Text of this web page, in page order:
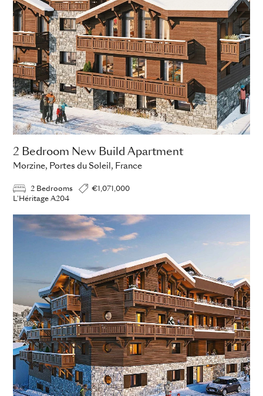
ADD TO ENQUIRY
2 Bedroom New Build Apartment
Morzine, Portes du Soleil, France
2 Bedrooms
€1,071,000
L'Héritage A204